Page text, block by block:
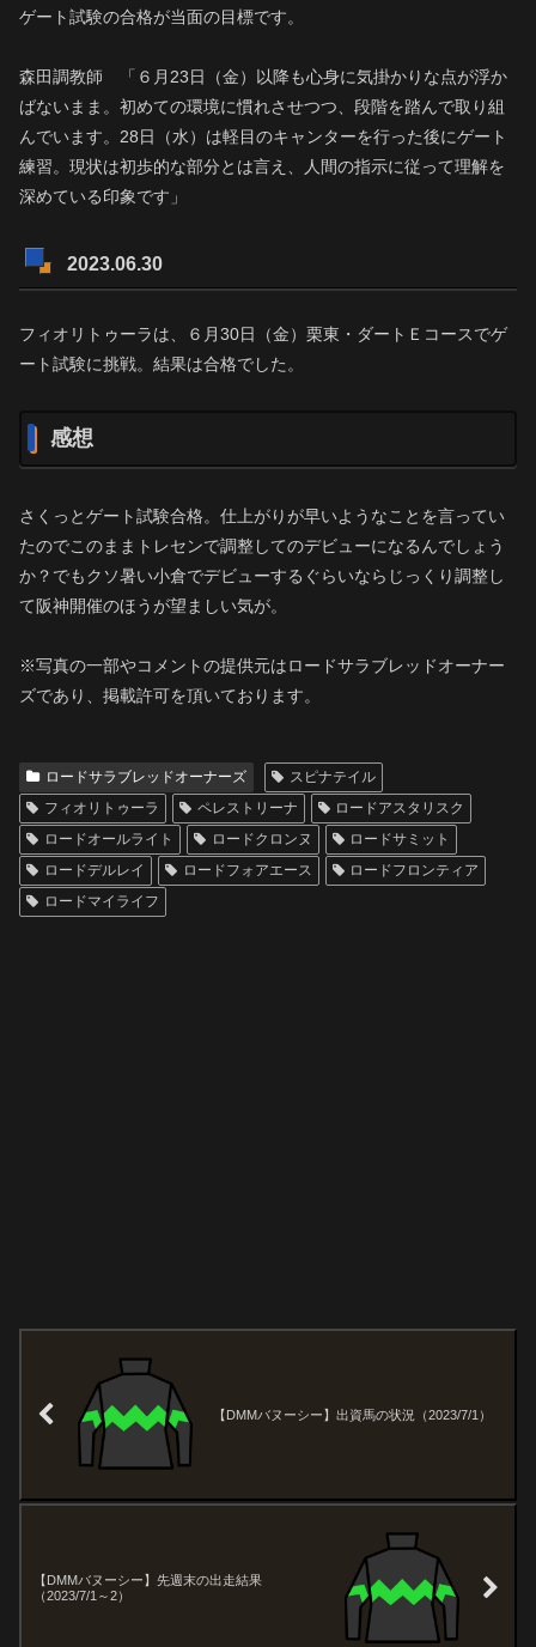
ゲート試験の合格が当面の目標です。
森田調教師 「６月23日（金）以降も心身に気掛かりな点が浮か
ばないまま。初めての環境に慣れさせつつ、段階を踏んで取り組
んでいます。28日（水）は軽目のキャンターを行った後にゲート
練習。現状は初歩的な部分とは言え、人間の指示に従って理解を
深めている印象です」
2023.06.30
フィオリトゥーラは、６月30日（金）栗東・ダートＥコースでゲ
ート試験に挑戦。結果は合格でした。
感想
さくっとゲート試験合格。仕上がりが早いようなことを言ってい
たのでこのままトレセンで調整してのデビューになるんでしょう
か？でもクソ暑い小倉でデビューするぐらいならじっくり調整し
て阪神開催のほうが望ましい気が。
※写真の一部やコメントの提供元はロードサラブレッドオーナー
ズであり、掲載許可を頂いております。
ロードサラブレッドオーナーズ
スピナテイル
フィオリトゥーラ
ペレストリーナ
ロードアスタリスク
ロードオールライト
ロードクロンヌ
ロードサミット
ロードデルレイ
ロードフォアエース
ロードフロンティア
ロードマイライフ
【DMMバヌーシー】出資馬の状況（2023/7/1）
【DMMバヌーシー】先週末の出走結果
（2023/7/1～2）